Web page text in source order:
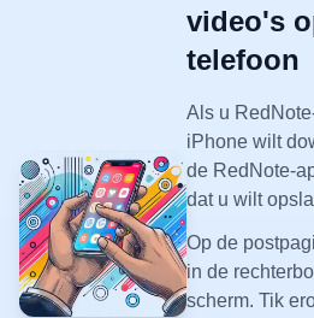
video's
telefoon
Als u
iPhone wilt
de RedNote-
dat u wilt
Op de
in de
scherm. Tik